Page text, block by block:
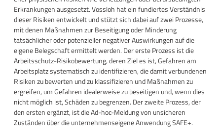
Erkrankungen ausgesetzt. Vossloh hat ein fundiertes Verständnis
dieser Risiken entwickelt und stützt sich dabei auf zwei Prozesse,
mit denen Maßnahmen zur Beseitigung oder Minderung
tatsächlicher oder potenzieller negativer Auswirkungen auf die
eigene Belegschaft ermittelt werden. Der erste Prozess ist die
Arbeitsschutz-Risikobewertung, deren Ziel es ist, Gefahren am
Arbeitsplatz systematisch zu identifizieren, die damit verbundenen
Risiken zu bewerten und zu klassifizieren und Maßnahmen zu
ergreifen, um Gefahren idealerweise zu beseitigen und, wenn dies
nicht möglich ist, Schäden zu begrenzen. Der zweite Prozess, der
den ersten ergänzt, ist die Ad-hoc-Meldung von unsicheren
Zuständen über die unternehmenseigene Anwendung SAFE+.